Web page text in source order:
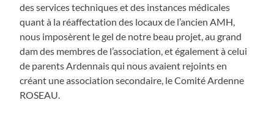
des services techniques et des instances médicales
quant à la réaffectation des locaux de l’ancien AMH,
nous imposèrent le gel de notre beau projet, au grand
dam des membres de l’association, et également à celui
de parents Ardennais qui nous avaient rejoints en
créant une association secondaire, le Comité Ardenne
ROSEAU.